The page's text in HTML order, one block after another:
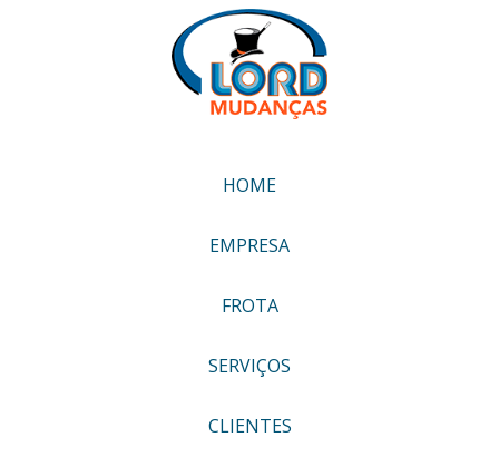
HOME
EMPRESA
FROTA
SERVIÇOS
CLIENTES